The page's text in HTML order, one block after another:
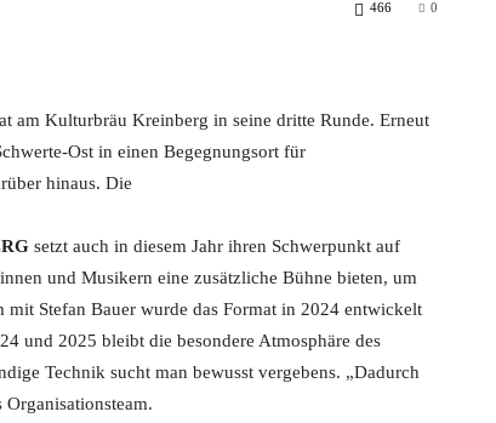
0
466
am Kulturbräu Kreinberg in seine dritte Runde. Erneut
Ost in einen Begegnungsort für
hinaus. Die
setzt auch in diesem Jahr ihren Schwerpunkt auf
und Musikern eine zusätzliche Bühne bieten, um
Stefan Bauer wurde das Format in 2024 entwickelt
und 2025 bleibt die besondere Atmosphäre des
Technik sucht man bewusst vergebens. „Dadurch